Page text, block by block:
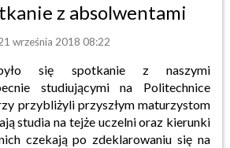
z absolwentami
września 2018 08:22
się spotkanie z naszymi
studiującymi na Politechnice
przybliżyli przyszłym maturzystom
studia na tejże uczelni oraz kierunki
czekają po zdeklarowaniu się na